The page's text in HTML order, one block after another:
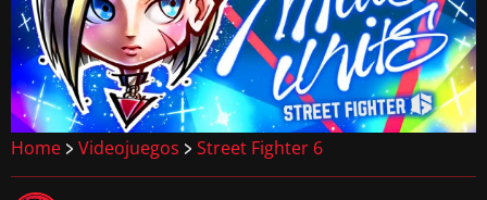
Home > Videojuegos > Street Fighter 6